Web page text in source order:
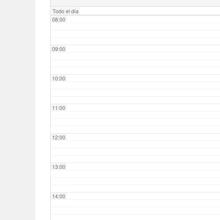
Todo el día
08:00
09:00
10:00
11:00
12:00
13:00
14:00